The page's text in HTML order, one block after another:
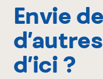
Envie
d’ici ?